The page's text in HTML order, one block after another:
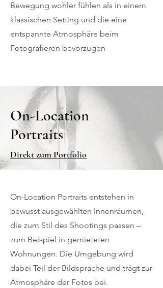
Bewegung wohler fühlen als in einem
klassischen Setting und die eine
entspannte Atmosphäre beim
Fotografieren bevorzugen
On-Location
Portraits
Direkt zum Portfolio
On-Location Portraits entstehen in
bewusst ausgewählten Innenräumen,
die zum Stil des Shootings passen –
zum Beispiel in gemieteten
Wohnungen. Die Umgebung wird
dabei Teil der Bildsprache und trägt zur
Atmosphäre der Fotos bei.